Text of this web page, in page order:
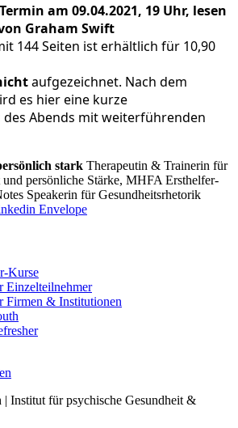
am 09.04.2021, 19 Uhr, lesen
Graham Swift
144 Seiten ist erhältlich für 10,90
aufgezeichnet. Nach dem
es hier eine kurze
Abends mit weiterführenden
stark Therapeutin & Trainerin für
und persönliche Stärke, MHFA Ersthelfer-
Speakerin für Gesundheits­rhetorik
Envelope
Kurse
Firmen & Institutionen
Institut für psychische Gesundheit &